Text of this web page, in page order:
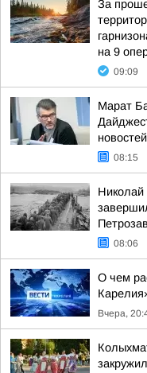
За
на 9
09:09
Марат
08:15
Николай
08:06
О чем
Вчера,